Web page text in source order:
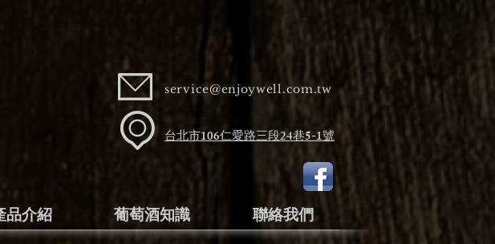
service@enjoywell.com.tw
台北市106仁愛路三段24巷5-1號​
品介紹 葡萄酒知識 聯絡我們